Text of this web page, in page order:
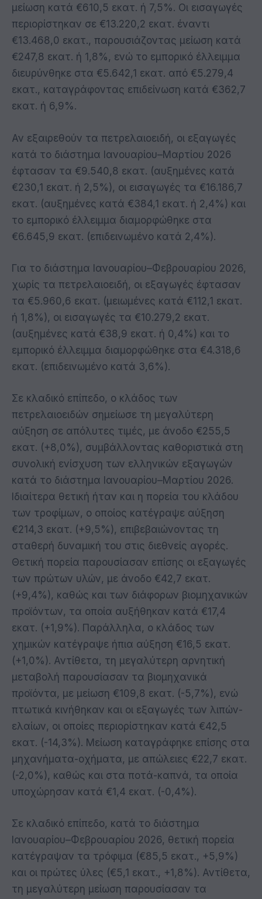
μείωση κατά €610,5 εκατ. ή 7,5%. Οι εισαγωγές
περιορίστηκαν σε €13.220,2 εκατ. έναντι
€13.468,0 εκατ., παρουσιάζοντας μείωση κατά
€247,8 εκατ. ή 1,8%, ενώ το εμπορικό έλλειμμα
διευρύνθηκε στα €5.642,1 εκατ. από €5.279,4
εκατ., καταγράφοντας επιδείνωση κατά €362,7
εκατ. ή 6,9%.
Αν εξαιρεθούν τα πετρελαιοειδή, οι εξαγωγές
κατά το διάστημα Ιανουαρίου–Μαρτίου 2026
έφτασαν τα €9.540,8 εκατ. (αυξημένες κατά
€230,1 εκατ. ή 2,5%), οι εισαγωγές τα €16.186,7
εκατ. (αυξημένες κατά €384,1 εκατ. ή 2,4%) και
το εμπορικό έλλειμμα διαμορφώθηκε στα
€6.645,9 εκατ. (επιδεινωμένο κατά 2,4%).
Για το διάστημα Ιανουαρίου–Φεβρουαρίου 2026,
χωρίς τα πετρελαιοειδή, οι εξαγωγές έφτασαν
τα €5.960,6 εκατ. (μειωμένες κατά €112,1 εκατ.
ή 1,8%), οι εισαγωγές τα €10.279,2 εκατ.
(αυξημένες κατά €38,9 εκατ. ή 0,4%) και το
εμπορικό έλλειμμα διαμορφώθηκε στα €4.318,6
εκατ. (επιδεινωμένο κατά 3,6%).
Σε κλαδικό επίπεδο, ο κλάδος των
πετρελαιοειδών σημείωσε τη μεγαλύτερη
αύξηση σε απόλυτες τιμές, με άνοδο €255,5
εκατ. (+8,0%), συμβάλλοντας καθοριστικά στη
συνολική ενίσχυση των ελληνικών εξαγωγών
κατά το διάστημα Ιανουαρίου–Μαρτίου 2026.
Ιδιαίτερα θετική ήταν και η πορεία του κλάδου
των τροφίμων, ο οποίος κατέγραψε αύξηση
€214,3 εκατ. (+9,5%), επιβεβαιώνοντας τη
σταθερή δυναμική του στις διεθνείς αγορές.
Θετική πορεία παρουσίασαν επίσης οι εξαγωγές
των πρώτων υλών, με άνοδο €42,7 εκατ.
(+9,4%), καθώς και των διάφορων βιομηχανικών
προϊόντων, τα οποία αυξήθηκαν κατά €17,4
εκατ. (+1,9%). Παράλληλα, ο κλάδος των
χημικών κατέγραψε ήπια αύξηση €16,5 εκατ.
(+1,0%). Αντίθετα, τη μεγαλύτερη αρνητική
μεταβολή παρουσίασαν τα βιομηχανικά
προϊόντα, με μείωση €109,8 εκατ. (-5,7%), ενώ
πτωτικά κινήθηκαν και οι εξαγωγές των λιπών-
ελαίων, οι οποίες περιορίστηκαν κατά €42,5
εκατ. (-14,3%). Μείωση καταγράφηκε επίσης στα
μηχανήματα-οχήματα, με απώλειες €22,7 εκατ.
(-2,0%), καθώς και στα ποτά-καπνά, τα οποία
υποχώρησαν κατά €1,4 εκατ. (-0,4%).
Σε κλαδικό επίπεδο, κατά το διάστημα
Ιανουαρίου–Φεβρουαρίου 2026, θετική πορεία
κατέγραψαν τα τρόφιμα (€85,5 εκατ., +5,9%)
και οι πρώτες ύλες (€5,1 εκατ., +1,8%). Αντίθετα,
τη μεγαλύτερη μείωση παρουσίασαν τα